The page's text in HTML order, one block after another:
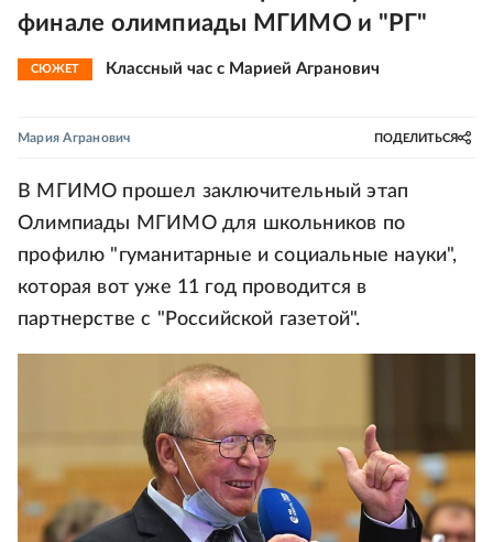
финале олимпиады МГИМО и "РГ"
СЮЖЕТ Классный час с Марией Агранович
Мария Агранович ПОДЕЛИТЬСЯ
В МГИМО прошел заключительный этап
Олимпиады МГИМО для школьников по
профилю "гуманитарные и социальные науки",
которая вот уже 11 год проводится в
партнерстве с "Российской газетой".